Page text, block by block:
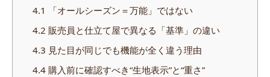
4.1
「オールシーズン＝万能」ではない
4.2 販売員と仕立て屋で異なる「基準」の違い
4.3 見た目が同じでも機能が全く違う理由
4.4購入前に確認すべき“生地表示”と“重さ”